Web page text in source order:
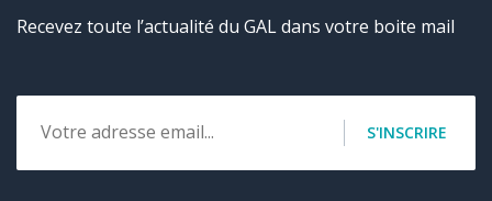
Recevez toute l’actualité du GAL dans votre boite mail
Email S'INSCRIRE